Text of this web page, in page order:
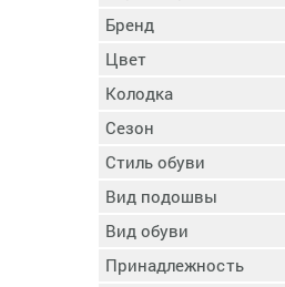
Бренд
Цвет
Колодка
Сезон
Стиль обуви
Вид подошвы
Вид обуви
Принадлежность